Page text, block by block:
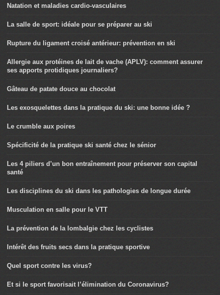
Natation et maladies cardio-vasculaires
La salle de sport: idéale pour se préparer au ski
Rupture du ligament croisé antérieur: prévention en ski
Allergie aux protéines de lait de vache (APLV): comment assurer
ses apports protidiques journaliers?
Gâteau de patate douce au chocolat
Les exosquelettes dans la pratique du ski: une bonne idée ?
Le crumble aux poires
Spécificité de la pratique ski santé chez le sénior
Les 4 piliers d’un bon entraînement pour préserver son capital
santé
Les disciplines du ski dans les pathologies de longue durée
Musculation en salle pour le VTT
La prévention de la lombalgie chez les cyclistes
Intérêt des fruits secs dans la pratique sportive
Quel sport contre les virus?
Et si le sport favorisait l’élimination du Coronavirus?